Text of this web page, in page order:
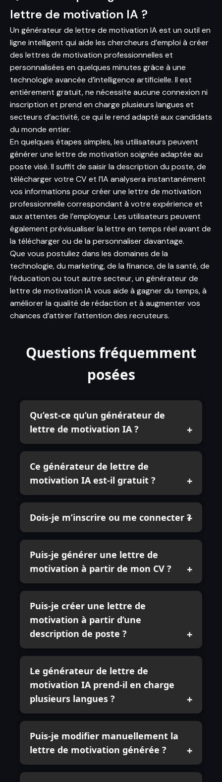
lettre de motivation IA ?
Un générateur de lettre de motivation IA est un outil en
ligne intelligent qui aide les chercheurs d’emploi à créer
des lettres de motivation professionnelles et
personnalisées en quelques minutes grâce à une
technologie avancée d’intelligence artificielle. Il est
entièrement gratuit, ne nécessite aucune connexion ni
inscription et prend en charge plusieurs langues et
secteurs d’activité, ce qui le rend adapté aux candidats
du monde entier.
En quelques étapes simples, les utilisateurs peuvent
générer une lettre de motivation soignée adaptée au
poste visé. Il suffit de saisir la description du poste, de
télécharger votre CV et l’IA analysera instantanément
vos informations pour créer une lettre de motivation
professionnelle correspondant à votre expérience et
aux attentes de l’employeur. Les utilisateurs peuvent
également prévisualiser la lettre en temps réel avant de
la télécharger ou de la personnaliser davantage.
Que vous postuliez dans les domaines de la
technologie, du marketing, de la finance, de la santé, de
l’éducation ou tout autre secteur, un générateur de
lettre de motivation IA vous aide à gagner du temps, à
améliorer la qualité de rédaction et à augmenter vos
chances d’attirer l’attention des recruteurs.
Questions fréquemment
posées
Qu’est-ce qu’un générateur de
lettre de motivation IA ?
Ce générateur de lettre de
motivation IA est-il gratuit ?
Dois-je m’inscrire ou me connecter ?
Puis-je générer une lettre de
motivation à partir de mon CV ?
Puis-je créer une lettre de
motivation à partir d’une
description de poste ?
Le générateur de lettre de
motivation IA prend-il en charge
plusieurs langues ?
Puis-je modifier manuellement la
lettre de motivation générée ?